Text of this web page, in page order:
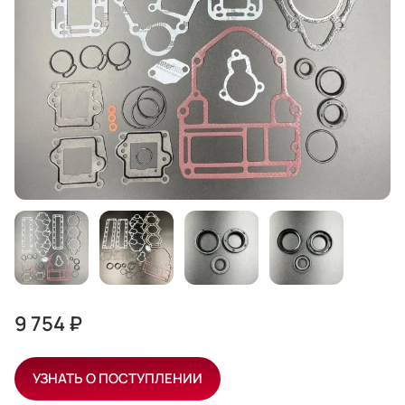
9 754 ₽
УЗНАТЬ О ПОСТУПЛЕНИИ